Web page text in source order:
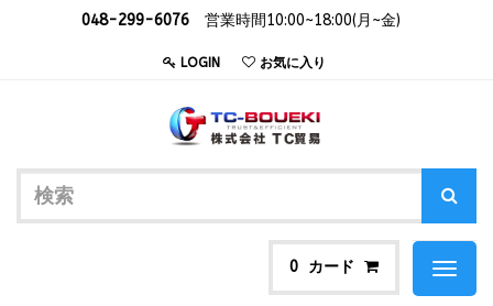
048-299-6076 営業時間10:00~18:00(月~金)
LOGIN お気に入り
0 カード
Toggle